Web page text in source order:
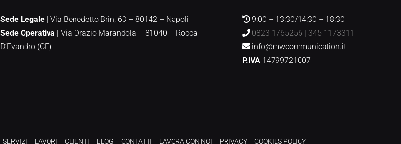
Sede Legale | Via Benedetto Brin, 63 – 80142 – Napoli
Sede Operativa | Via Orazio Marandola – 81040 – Rocca
D’Evandro (CE)
9:00 – 13:30/14:30 – 18:30
0823 1765256 | 345 1173311
info@mwcommunication.it
P.IVA 14799721007
SERVIZI LAVORI CLIENTI BLOG CONTATTI LAVORA CON NOI PRIVACY COOKIES POLICY